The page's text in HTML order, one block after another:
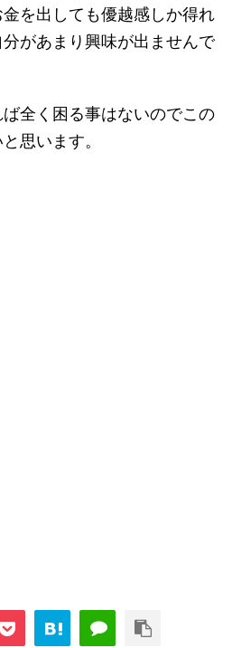
を出しても優越感しか得れ
があまり興味が出ませんで
全く困る事はないのでこの
思います。